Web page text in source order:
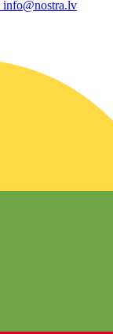
info@nostra.lv